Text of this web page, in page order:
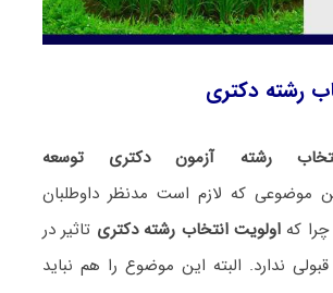
رشته دکتری
رشته آزمون دکتری توسعه
موضوعی که لازم است مدنظر داوطلبان
که اولویت انتخاب رشته دکتری تاثیر در
ندارد. البته این موضوع را هم نباید